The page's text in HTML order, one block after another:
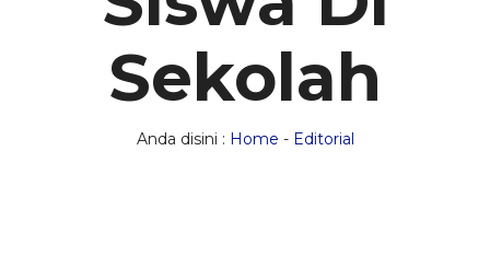
Sekolah
Anda disini : Home - Editorial